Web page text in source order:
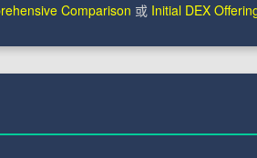
Comparison 或 Initial DEX